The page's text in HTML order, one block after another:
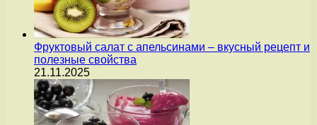
Фруктовый салат с апельсинами – вкусный рецепт и
полезные свойства
21.11.2025